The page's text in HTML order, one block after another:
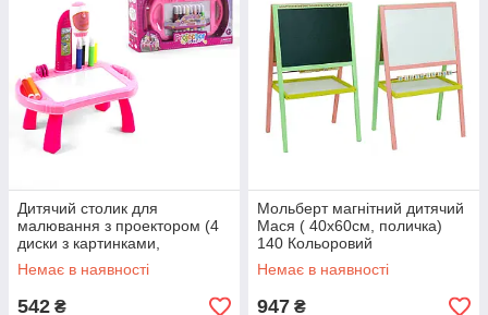
Дитячий столик для
малювання з проектором (4
диски з картинками,
фломастери 8 штук) 22088-
17 AB Рожевий
Немає в наявності
542 ₴
Мольберт магнітний дитячий
Мася ( 40х60см, поличка)
140 Кольоровий
Немає в наявності
947 ₴